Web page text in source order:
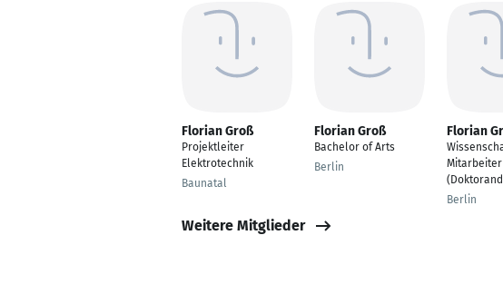
Florian Groß
Projektleiter
Elektrotechnik
Baunatal
Florian Groß
Bachelor of Arts
Berlin
Florian
Mitarbeiter
Berlin
Weitere Mitglieder